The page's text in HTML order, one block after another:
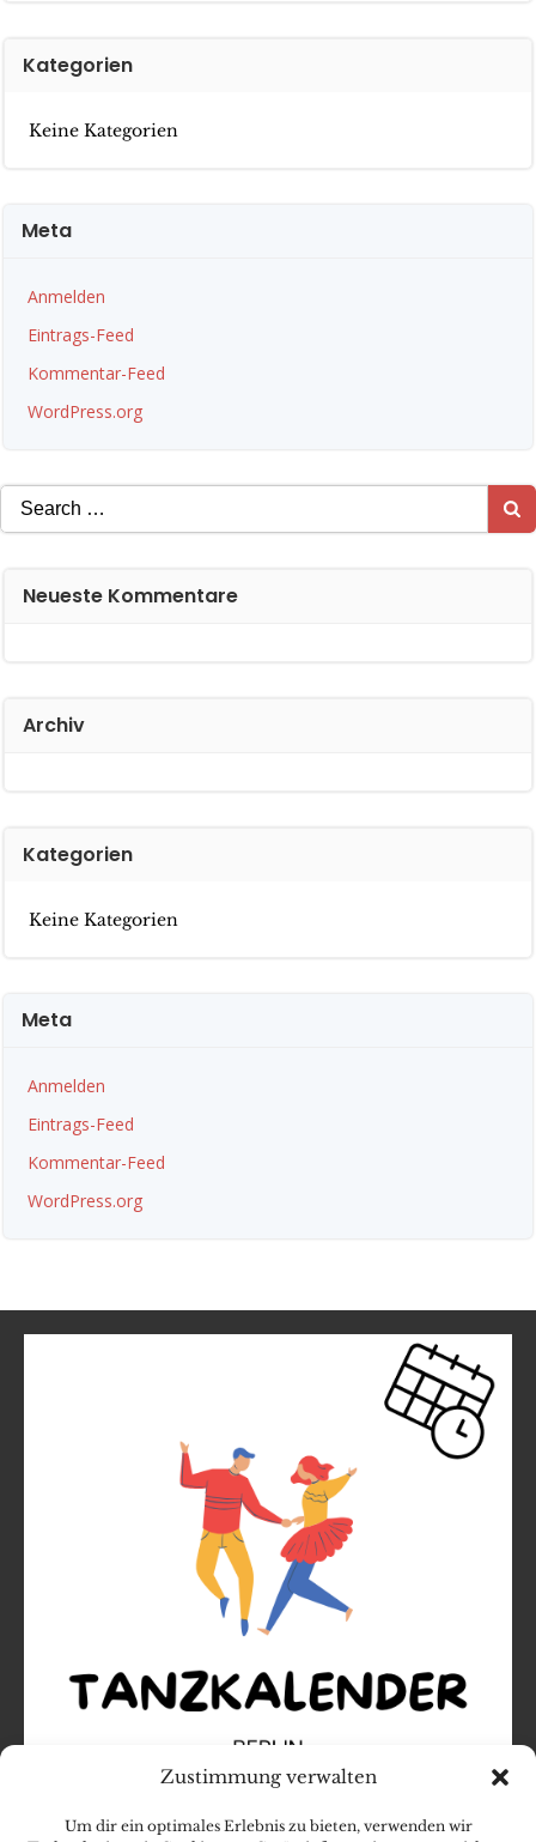
Zustimmung verwalten
Um dir ein optimales Erlebnis zu bieten, verwenden wir
Kategorien
Keine Kategorien
Meta
Anmelden
Eintrags-Feed
Kommentar-Feed
WordPress.org
Search
for:
Neueste Kommentare
Archiv
Kategorien
Keine Kategorien
Meta
Anmelden
Eintrags-Feed
Kommentar-Feed
WordPress.org